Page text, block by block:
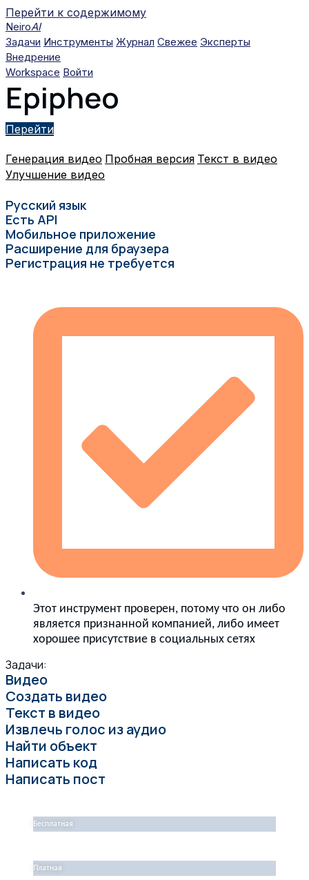
Перейти к содержимому
NeiroAI
Задачи Инструменты Журнал Свежее Эксперты
Внедрение
Workspace Войти
Epipheo
Перейти
Генерация видео Пробная версия Текст в видео
Улучшение видео
Русский язык
Есть API
Мобильное приложение
Расширение для браузера
Регистрация не требуется
Этот инструмент проверен, потому что он либо
является признанной компанией, либо имеет
хорошее присутствие в социальных сетях
Задачи:
Видео
Создать видео
Текст в видео
Извлечь голос из аудио
Найти объект
Написать код
Написать пост
Бесплатная
Платная